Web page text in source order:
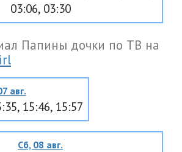
03:06, 03:30
Папины дочки по ТВ на
авг.
15:46, 15:57
Сб, 08 авг.